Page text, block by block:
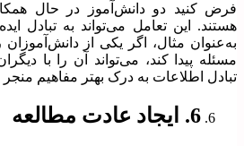
فرض کنید دو دانش‌آموز در حال
هستند. این تعامل می‌تواند به تبادل
به‌عنوان مثال، اگر یکی از
مسئله پیدا کند، می‌تواند آن را با
تبادل اطلاعات به درک بهتر مفاهیم
6. ایجاد عادت مطالعه